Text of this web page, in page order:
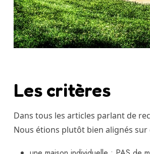
Les critères
Dans tous les articles parlant de
Nous étions plutôt bien alignés sur